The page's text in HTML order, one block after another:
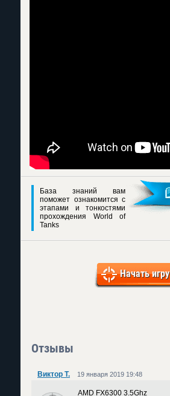
База знаний вам
поможет ознакомится с
этапами и тонкостями
прохождения World of
Tanks
Начать игру
Отзывы
Виктор Т. 19 января 2019 19:48
AMD FX6300 3.5Ghz